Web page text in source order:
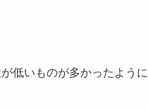
低いものが多かったように